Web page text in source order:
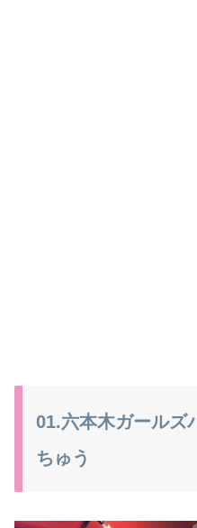
01.六本木ガールズ
ちゅう